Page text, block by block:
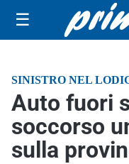
☰
SINISTRO NEL
Auto fuori
soccorso
sulla